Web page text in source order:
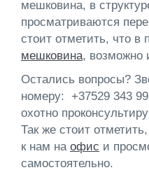
мешковина, в
просматриваются
стоит отметить, что в
мешковина, возможно
Остались вопросы?
номеру: +37529 343
охотно
Так же стоит
к нам на офис и
самостоятельно.